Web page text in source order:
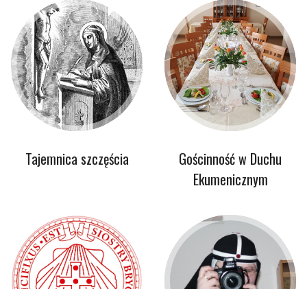
Tajemnica szczęścia
Gościnność w Duchu
Ekumenicznym